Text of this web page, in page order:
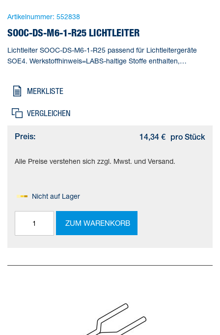
Artikelnummer: 552838
SOOC-DS-M6-1-R25 LICHTLEITER
Lichtleiter SOOC-DS-M6-1-R25 passend für Lichtleitergeräte
SOE4. Werkstoffhinweis=LABS-haltige Stoffe enthalten,
Besonderheit=Standard, Reichweite=140 mm
MERKLISTE
VERGLEICHEN
Preis: 14,34 € pro Stück
Alle Preise verstehen sich zzgl. Mwst. und Versand.
Nicht auf Lager
ZUM WARENKORB